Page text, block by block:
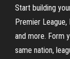
Start building
Premier League,
and more. Form
same nation,